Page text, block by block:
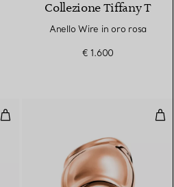
Collezione Tiffany T
Anello Wire in oro rosa
€ 1.600
Anello a due giri in oro giallo e